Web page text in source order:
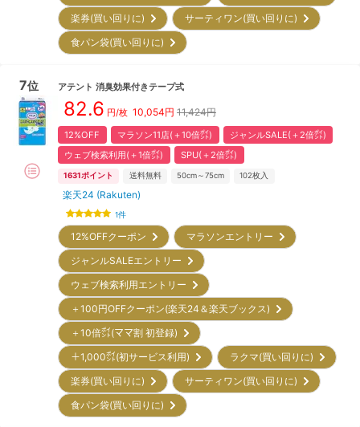
楽券(買い回りに)
サーティワン(買い回りに)
食パン袋(買い回りに)
7位 アテント 消臭効果付きテープ式
82.6 円/枚 10,054円 11,424円
12%OFF マラソン11店(＋10倍㌽)
ジャンルSALE(＋2倍㌽)
ウェブ検索利用(＋1倍㌽)
SPU(＋2倍㌽)
1631ポイント 送料無料 50cm～75cm 102枚入
楽天24 (Rakuten)
1件
12%OFFクーポン
マラソンエントリー
ジャンルSALEエントリー
ウェブ検索利用エントリー
＋100円OFFクーポン(楽天24＆楽天ブックス)
＋10倍㌽(ママ割 初登録)
＋1,000㌽(初サービス利用)
ラクマ(買い回りに)
楽券(買い回りに)
サーティワン(買い回りに)
食パン袋(買い回りに)